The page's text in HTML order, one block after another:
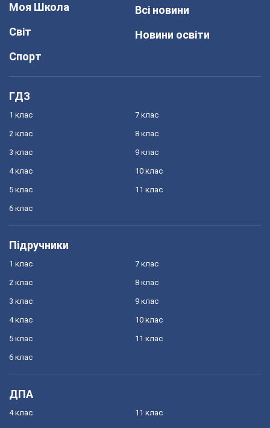
Моя Школа
Світ
Спорт
Всі новини
Новини освіти
ГДЗ
1 клас
2 клас
3 клас
4 клас
5 клас
6 клас
7 клас
8 клас
9 клас
10 клас
11 клас
Підручники
1 клас
2 клас
3 клас
4 клас
5 клас
6 клас
7 клас
8 клас
9 клас
10 клас
11 клас
ДПА
4 клас 11 клас